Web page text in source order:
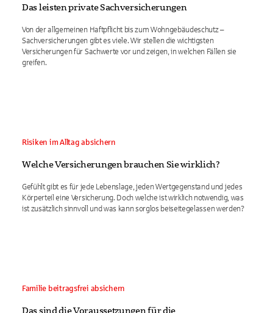
Das leisten private Sachversicherungen
Von der allgemeinen Haftpflicht bis zum Wohngebäudeschutz –
Sachversicherungen gibt es viele. Wir stellen die wichtigsten
Versicherungen für Sachwerte vor und zeigen, in welchen Fällen sie
greifen.
Risiken im Alltag absichern
Welche Versicherungen brauchen Sie wirklich?
Gefühlt gibt es für jede Lebenslage, jeden Wertgegenstand und jedes
Körperteil eine Versicherung. Doch welche ist wirklich notwendig, was
ist zusätzlich sinnvoll und was kann sorglos beiseitegelassen werden?
Familie beitragsfrei absichern
Das sind die Voraussetzungen für die